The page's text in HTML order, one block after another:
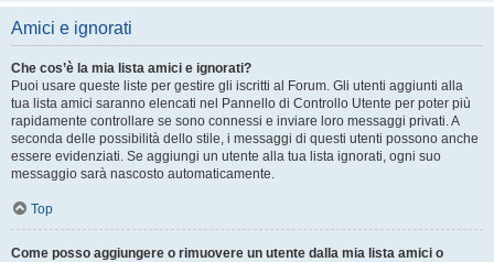
Amici e ignorati
Che cos’è la mia lista amici e ignorati?
Puoi usare queste liste per gestire gli iscritti al Forum. Gli utenti aggiunti alla
tua lista amici saranno elencati nel Pannello di Controllo Utente per poter più
rapidamente controllare se sono connessi e inviare loro messaggi privati. A
seconda delle possibilità dello stile, i messaggi di questi utenti possono anche
essere evidenziati. Se aggiungi un utente alla tua lista ignorati, ogni suo
messaggio sarà nascosto automaticamente.
Top
Come posso aggiungere o rimuovere un utente dalla mia lista amici o